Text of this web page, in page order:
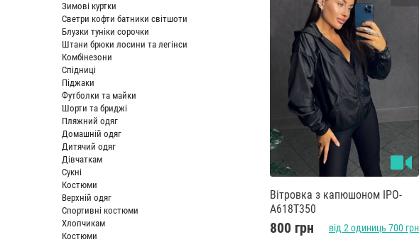
Зимові куртки
Светри кофти батники світшоти
Блузки туніки сорочки
Штани брюки лосини та легінси
Комбінезони
Спідниці
Піджаки
Футболки та майки
Шорти та бриджі
Пляжний одяг
Домашній одяг
Дитячий одяг
Дівчаткам
Сукні
Костюми
Верхній одяг
Спортивні костюми
Хлопчикам
Костюми
Вітровка з капюшоном IPO-
A618T350
800 грн від 2 одиниць 700 грн